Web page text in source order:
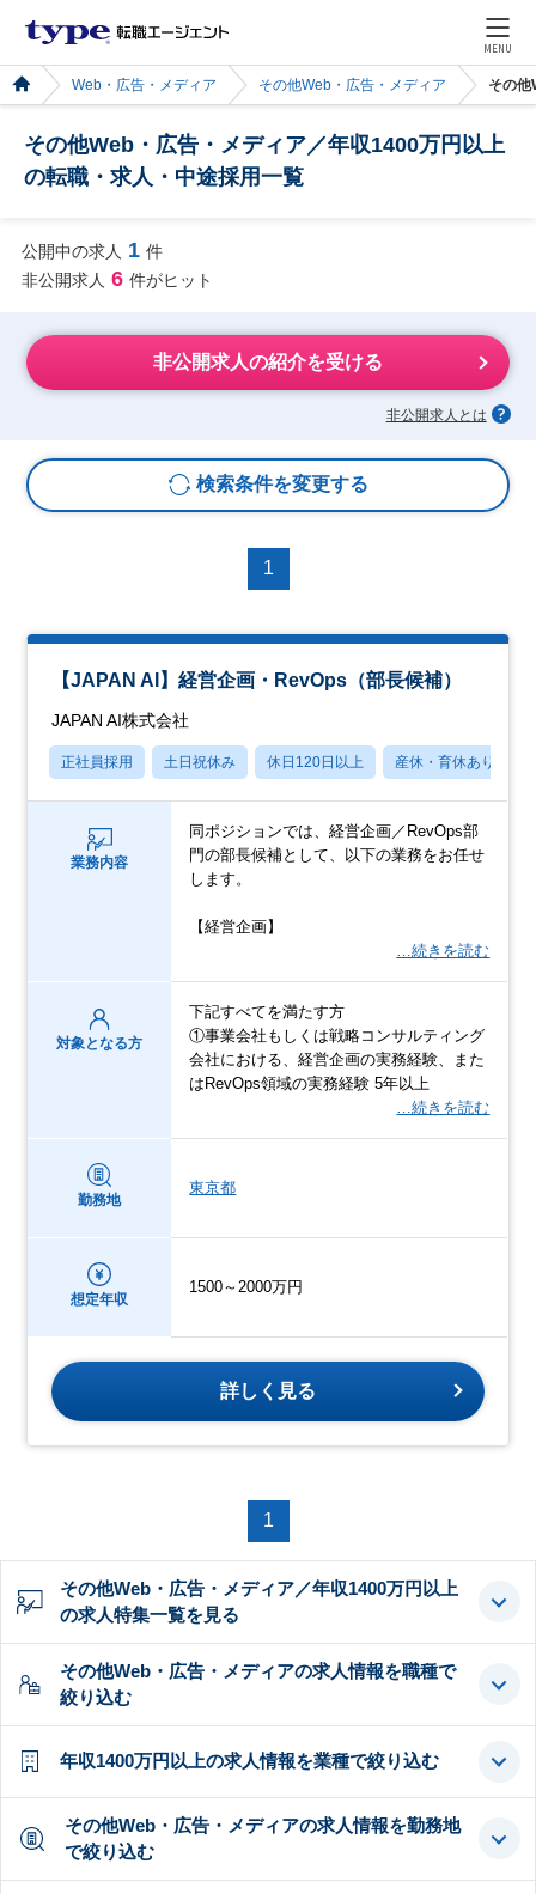
MENU
Web・広告・メディア その他Web・広告・メディア その他
その他Web・広告・メディア／年収1400万円以上
の転職・求人・中途採用一覧
公開中の求人 1 件
非公開求人 6 件がヒット
非公開求人の紹介を受ける
非公開求人とは
検索条件を変更する
1
【JAPAN AI】経営企画・RevOps（部長候補）
JAPAN AI株式会社
正社員採用 土日祝休み 休日120日以上 産休・育休あり
業務内容
同ポジションでは、経営企画／RevOps部
門の部長候補として、以下の業務をお任せ
します。
【経営企画】
…続きを読む
対象となる方
下記すべてを満たす方
①事業会社もしくは戦略コンサルティング
会社における、経営企画の実務経験、また
はRevOps領域の実務経験 5年以上
…続きを読む
勤務地
東京都
想定年収
1500～2000万円
詳しく見る
1
その他Web・広告・メディア／年収1400万円以上
の求人特集一覧を見る
その他Web・広告・メディアの求人情報を職種で
絞り込む
年収1400万円以上の求人情報を業種で絞り込む
その他Web・広告・メディアの求人情報を勤務地
で絞り込む